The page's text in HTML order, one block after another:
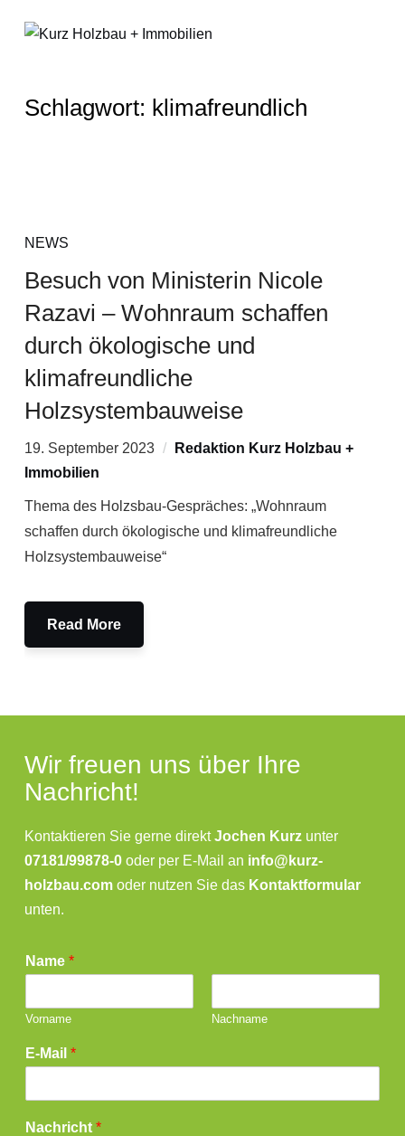
Schlagwort: klimafreundlich
NEWS
Besuch von Ministerin Nicole
Razavi – Wohnraum schaffen
durch ökologische und
klimafreundliche
Holzsystembauweise
19. September 2023
Redaktion Kurz Holzbau +
Immobilien
Thema des Holzsbau-Gespräches: „Wohnraum
schaffen durch ökologische und klimafreundliche
Holzsystembauweise“
Read More
Wir freuen uns über Ihre
Nachricht!
Kontaktieren Sie gerne direktJochen Kurzunter
07181/99878-0oder per E-Mail an info@kurz-
holzbau.com oder nutzen Sie das Kontaktformular
unten.
Name *
Vorname Nachname
E-Mail *
Nachricht *